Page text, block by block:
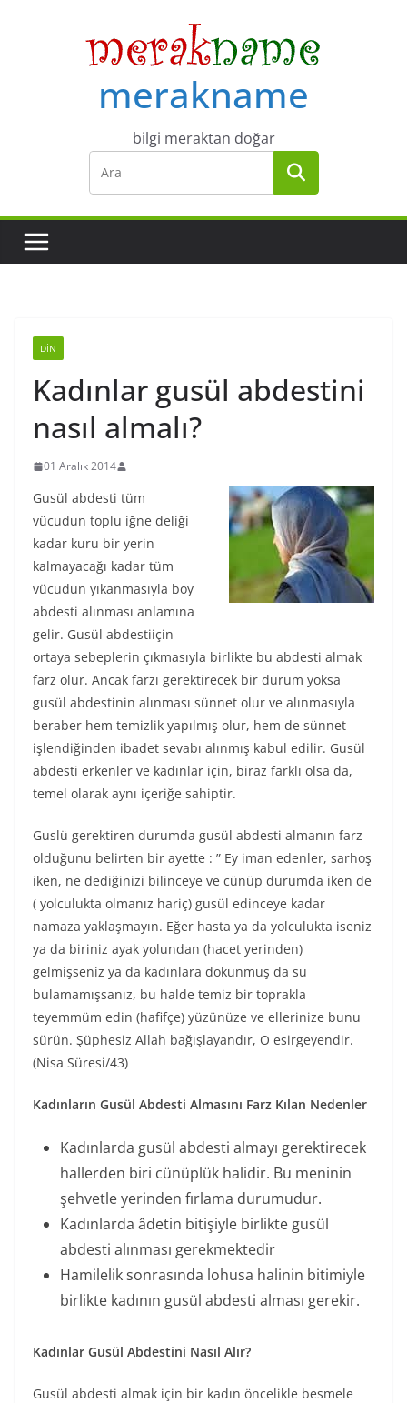
merakname
bilgi meraktan doğar
DIN
Kadınlar gusül abdestini
nasıl almalı?
01 Aralık 2014
Gusül abdesti tüm
vücudun toplu iğne deliği
kadar kuru bir yerin
kalmayacağı kadar tüm
vücudun yıkanmasıyla boy
abdesti alınması anlamına
gelir. Gusül abdestiiçin
ortaya sebeplerin çıkmasıyla birlikte bu abdesti almak
farz olur. Ancak farzı gerektirecek bir durum yoksa
gusül abdestinin alınması sünnet olur ve alınmasıyla
beraber hem temizlik yapılmış olur, hem de sünnet
işlendiğinden ibadet sevabı alınmış kabul edilir. Gusül
abdesti erkenler ve kadınlar için, biraz farklı olsa da,
temel olarak aynı içeriğe sahiptir.
Guslü gerektiren durumda gusül abdesti almanın farz
olduğunu belirten bir ayette : ” Ey iman edenler, sarhoş
iken, ne dediğinizi bilinceye ve cünüp durumda iken de
( yolculukta olmanız hariç) gusül edinceye kadar
namaza yaklaşmayın. Eğer hasta ya da yolculukta iseniz
ya da biriniz ayak yolundan (hacet yerinden)
gelmişseniz ya da kadınlara dokunmuş da su
bulamamışsanız, bu halde temiz bir toprakla
teyemmüm edin (hafifçe) yüzünüze ve ellerinize bunu
sürün. Şüphesiz Allah bağışlayandır, O esirgeyendir.
(Nisa Süresi/43)
Kadınların Gusül Abdesti Almasını Farz Kılan Nedenler
Kadınlarda gusül abdesti almayı gerektirecek
hallerden biri cünüplük halidir. Bu meninin
şehvetle yerinden fırlama durumudur.
Kadınlarda âdetin bitişiyle birlikte gusül
abdesti alınması gerekmektedir
Hamilelik sonrasında lohusa halinin bitimiyle
birlikte kadının gusül abdesti alması gerekir.
Kadınlar Gusül Abdestini Nasıl Alır?
Gusül abdesti almak için bir kadın öncelikle besmele